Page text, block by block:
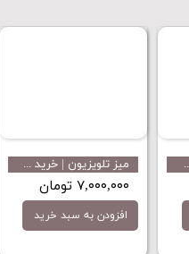
۸,۴۱۵,۰۰۰ تومان
افزودن به سبد خرید خرید